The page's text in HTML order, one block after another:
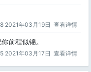
2021年03月19日 查看详情
前程似锦。
2021年03月17日 查看详情